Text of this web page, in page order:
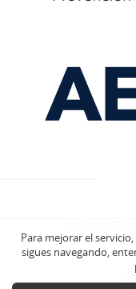
Para mejorar el
sigues navegando,